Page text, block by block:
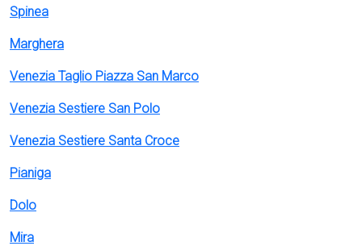
Spinea
Marghera
Venezia Taglio Piazza San Marco
Venezia Sestiere San Polo
Venezia Sestiere Santa Croce
Pianiga
Dolo
Mira